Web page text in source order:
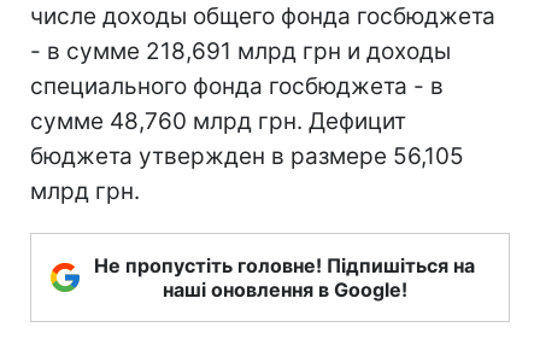
числе доходы общего фонда госбюджета
- в сумме 218,691 млрд грн и доходы
специального фонда госбюджета - в
сумме 48,760 млрд грн. Дефицит
бюджета утвержден в размере 56,105
млрд грн.
Не пропустіть головне! Підпишіться на
наші оновлення в Google!